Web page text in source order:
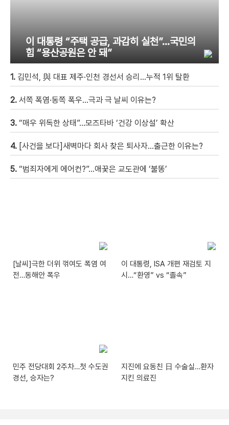
이 대통령 “주택 공급, 과감히 실천”…국민의
힘 “용산공원은 안 돼”
1. 김민석, 與 대표 제주·인천 경선서 승리…누적 1위 탈환
2. 서쪽 폭염·동쪽 폭우…극과 극 날씨 이유는?
3. “매우 위독한 상태”…모즈타바 ‘건강 이상설’ 확산
4. [사건을 보다]새벽마다 회사 찾은 퇴사자…출근한 이유는?
5. “범죄자에게 에어컨?”…애꿎은 교도관에 ‘불똥’
[날씨]극한 더위 꺾여도 폭염 여
전…동해안 폭우
이 대통령, ISA 개편 재검토 지
시…“환영” vs “졸속”
민주 전당대회 2주차…첫 수도권
경선, 승자는?
지진에 요동친 日 수술실…환자
지킨 의료진